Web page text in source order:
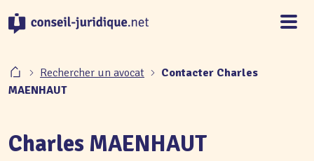
Rechercher un avocat
Contacter Charles
MAENHAUT
Charles MAENHAUT